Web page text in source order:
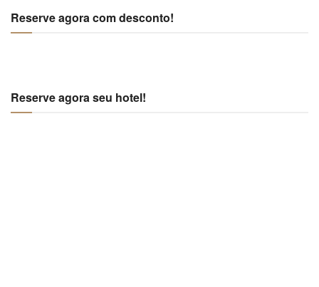
Reserve agora com desconto!
Reserve agora seu hotel!